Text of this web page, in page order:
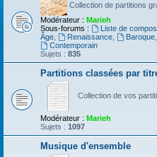
Collection de partitions
Modérateur : Marieh
Sous-forums :
Liste de
Âge
Renaissance, Baroque,
Contemporain
Sujets : 835
Partitions classées par
Collection de vos
Modérateur : Marieh
Sujets : 1097
Musique d'ensemble